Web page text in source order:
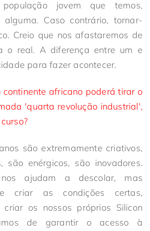
jovem que temos,
alguma. Caso contrário, tornar-
Creio que nos afastaremos de
o real. A diferença entre um e
para fazer acontecer.
continente africano poderá tirar o
'quarta revolução industrial',
são extremamente criativos,
são enérgicos, são inovadores.
ajudam a descolar, mas
criar as condições certas,
criar os nossos próprios Silicon
de garantir o acesso à